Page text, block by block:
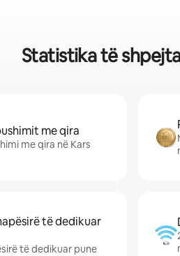
Statistika të
me qira
me qira në Kars
të dedikuar
të dedikuar pune